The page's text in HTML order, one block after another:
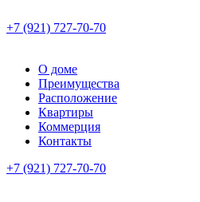
+7 (921) 727-70-70
О доме
Преимущества
Расположение
Квартиры
Коммерция
Контакты
+7 (921) 727-70-70